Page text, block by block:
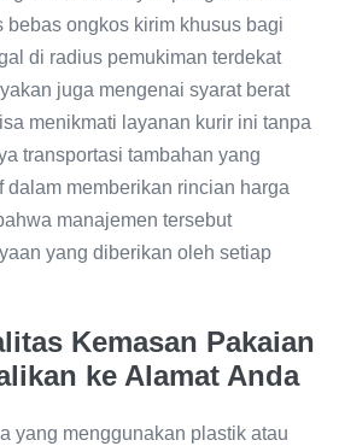
bebas ongkos kirim khusus bagi
di radius pemukiman terdekat
juga mengenai syarat berat
menikmati layanan kurir ini tanpa
transportasi tambahan yang
dalam memberikan rincian harga
manajemen tersebut
yang diberikan oleh setiap
Kemasan Pakaian
ke Alamat Anda
yang menggunakan plastik atau